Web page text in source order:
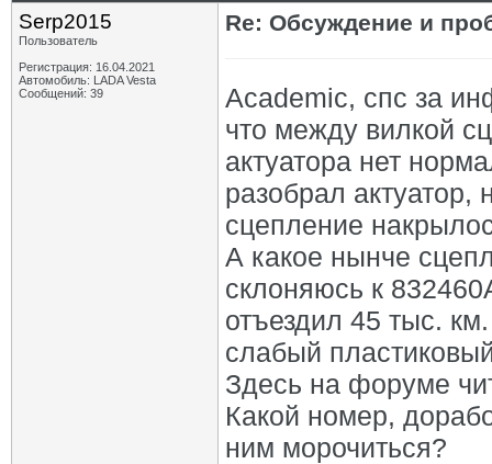
Serp2015
Пользователь
Регистрация: 16.04.2021
Автомобиль: LADA Vesta
Сообщений: 39
Re: Обсуждение и
Academic, спс за
что между вилкой
актуатора нет
разобрал актуатор,
сцепление
А какое нынче
склоняюсь к
отъездил 45 тыс.
слабый
Здесь на форуме
Какой номер,
ним морочиться?